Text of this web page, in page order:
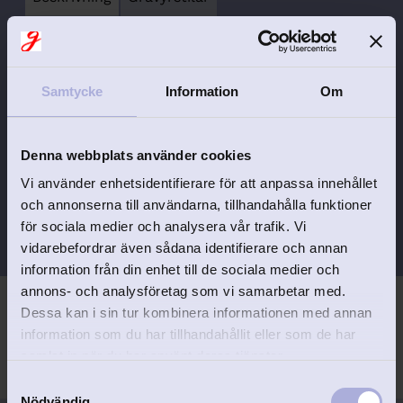
Samtycke Information Om
Denna webbplats använder cookies
Vi använder enhetsidentifierare för att anpassa innehållet
och annonserna till användarna, tillhandahålla funktioner
för sociala medier och analysera vår trafik. Vi
vidarebefordrar även sådana identifierare och annan
information från din enhet till de sociala medier och
annons- och analysföretag som vi samarbetar med.
Dessa kan i sin tur kombinera informationen med annan
information som du har tillhandahållit eller som de har
Klart "ongen" ska ha en alldeles egen
snöskoter. Med denna miniatyrsnöskoter
kan hen iallafall spara ihop till grundplåten.
Mycket relistisk sparbössa snöskoter med
Tillverkad i mattborstad metall med
tennliknande finish.
Längd 20 cm